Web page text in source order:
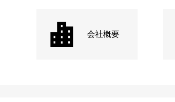
会社概要